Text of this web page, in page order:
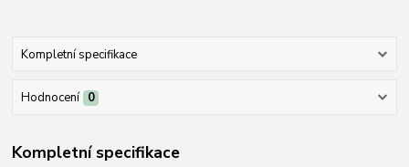
Kompletní specifikace
Hodnocení 0
Kompletní specifikace